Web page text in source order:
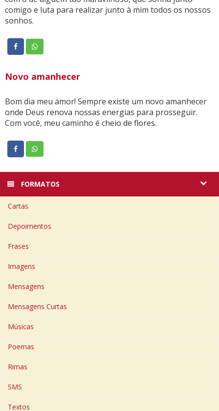
comigo e luta para realizar junto à mim todos os nossos
sonhos.
Novo amanhecer
Bom dia meu amor! Sempre existe um novo amanhecer
onde Deus renova nossas energias para prosseguir.
Com você, meu caminho é cheio de flores.
FORMATOS
Cartas
Depoimentos
Frases
Imagens
Mensagens
Mensagens Curtas
Músicas
Poemas
Rimas
SMS
Textos